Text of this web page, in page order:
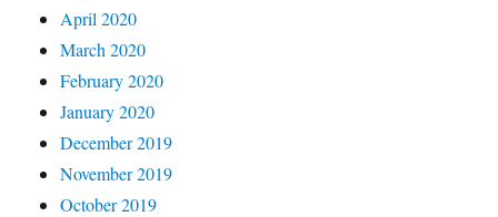
April 2020
March 2020
February 2020
January 2020
December 2019
November 2019
October 2019